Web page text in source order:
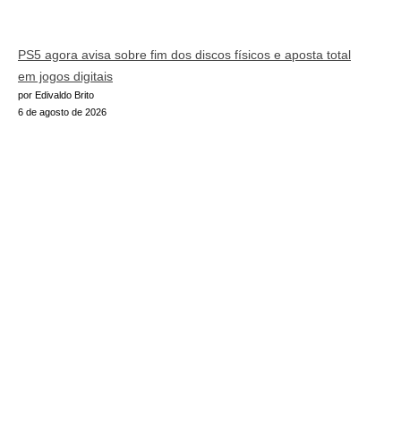
PS5 agora avisa sobre fim dos discos físicos e aposta total
em jogos digitais
por Edivaldo Brito
6 de agosto de 2026